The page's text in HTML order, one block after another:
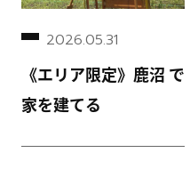
《エリア限定》鹿沼 で
家を建てる
2026.05.31